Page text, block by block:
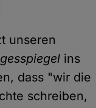
unseren
ins
dass "wir die
schreiben,